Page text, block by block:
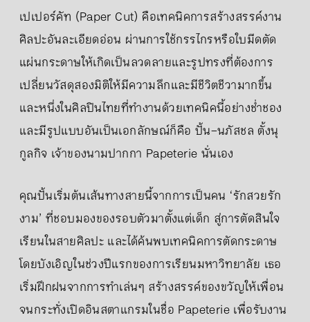
เปเปอร์คัท (Paper Cut) คือเทคนิคการสร้างสรรค์งาน
ศิลปะอันละเอียดอ่อน ผ่านการใช้กรรไกรหรือใบมีดตัด
แผ่นกระดาษให้เกิดเป็นลวดลายและรูปทรงที่ต้องการ
เปลี่ยนวัสดุสองมิติให้มีความลึกและมีชีวิตชีวามากขึ้น
และหนึ่งในศิลปินไทยที่ทำงานด้วยเทคนิคนี้อย่างช่ำชอง
และมีรูปแบบอันเป็นเอกลักษณ์ก็คือ ปั้น–นภัสชล ตั้งนุ
กูลกิจ เจ้าของนามปากกา Papeterie นั่นเอง
คุณปั้นเริ่มต้นเส้นทางสายนี้จากการเป็นคน ‘รักสวยรัก
งาม’ ที่ชอบมองของรอบตัวมาตั้งแต่เด็ก สู่การตัดสินใจ
เรียนในสายศิลปะ และได้ค้นพบเทคนิคการตัดกระดาษ
โดยบังเอิญในช่วงปีแรกของการเรียนมหาวิทยาลัย เธอ
เริ่มฝึกฝนจากการทำเล่นๆ สร้างสรรค์ของขวัญให้เพื่อน
จนกระทั่งเปิดอินสตาแกรมในชื่อ Papeterie เพื่อรับงาน